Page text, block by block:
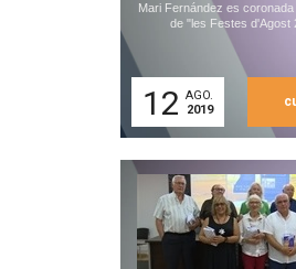
Mari Fernández es coronada
de "les Festes d'Agost
12 AGO.
2019